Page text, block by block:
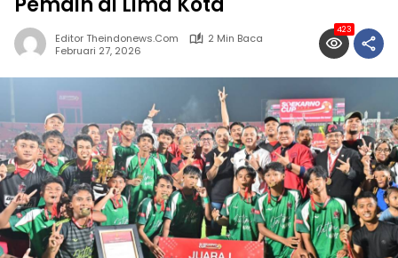
Editor Theindonews.com
2 Min Baca
Februari 27, 2026
423